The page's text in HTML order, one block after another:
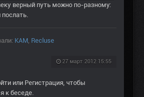
верный путь можно по-разному:
KAM Recluse
27 март 2012 15:55
или Регистрация , чтобы
к беседе.